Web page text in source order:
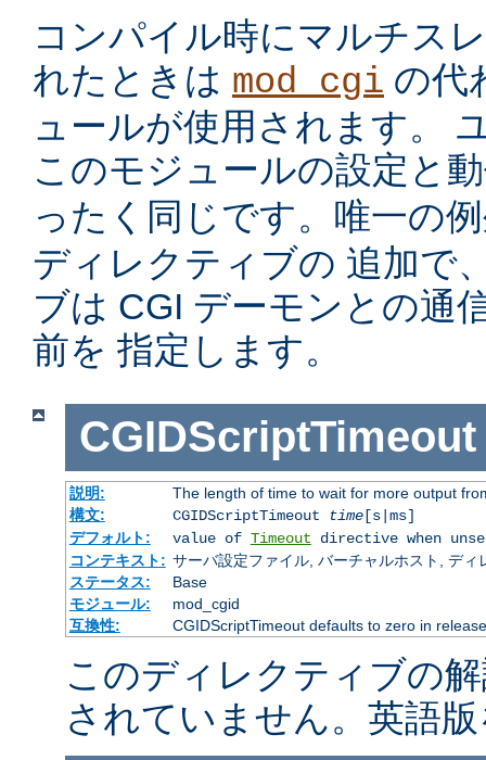
コンパイル時にマルチス
れたときは mod_cgi の代
ュールが使用されます。
このモジュールの設定と
ったく同じです。唯一の
ディレクティブの 追加で
ブは CGI デーモンとの通
前を 指定します。
CGIDScriptTimeout
説明:
The length of time to wait for more output
構文:
CGIDScriptTimeout time[s|ms]
デフォルト:
value of Timeout directive when
コンテキスト: サーバ設定ファイル, バーチャルホスト, ディ
ステータス:
Base
モジュール:
mod_cgid
互換性:
CGIDScriptTimeout defaults to zero in
このディレクティブの
されていません。英語